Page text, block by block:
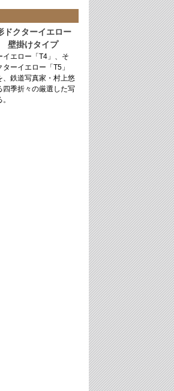
クターイエロー
壁掛けタイプ
イエロー「T4」、そ
ターイエロー「T5」
、鉄道写真家・村上悠
四季折々の厳選した写